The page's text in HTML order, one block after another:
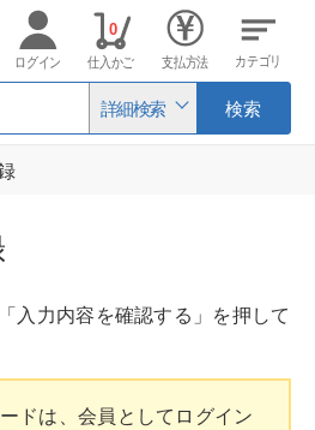
詳細検索 検索
ログイン 仕入かご
0
支払方法 カテゴリ
入力内容を確認する」を押して
ドは、会員としてログイン